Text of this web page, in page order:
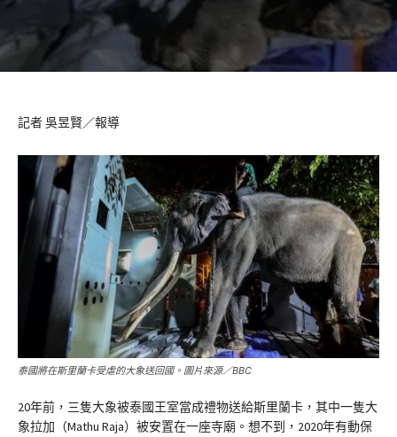
記者 吳昱賢／報導
泰國將在斯里蘭卡受虐的大象送回國。圖片來源／BBC
20年前，三隻大象被泰國王室當成禮物送給斯里蘭卡，其中一隻大
象拉加（Mathu Raja）被安置在一座寺廟。想不到，2020年有動保